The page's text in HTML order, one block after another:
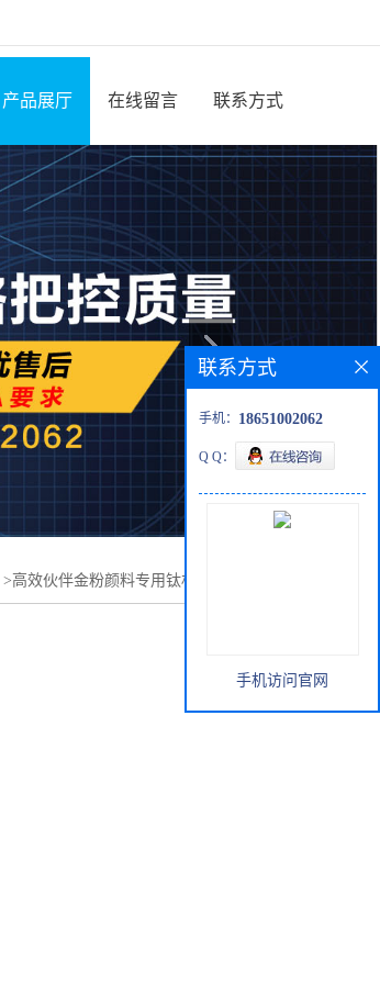
产品展厅 在线留言 联系方式
>高效伙伴金粉颜料专用钛材卧式螺带混合
联系方式
手机： 18651002062
Q Q：
手机访问官网